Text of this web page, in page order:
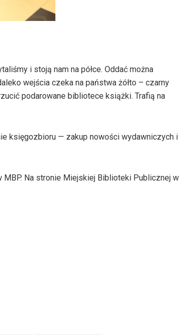
i stoją nam na półce. Oddać można
wejścia czeka na państwa żółto – czarny
podarowane bibliotece książki. Trafią na
księgozbioru — zakup nowości wydawniczych i
Na stronie Miejskiej Biblioteki Publicznej w